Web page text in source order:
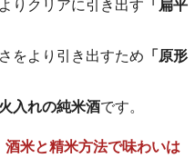
りクリアに引き出す 「扁平
をより引き出すため 「原形
入れの純米酒です。
酒米と精米方法で味わいは